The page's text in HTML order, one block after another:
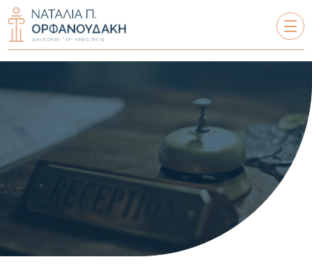
ΝΑΤΑΛΊΑ Π. ΟΡΦΑΝΟΥΔΆΚΗ
ΣΧΕΤΙΚΆ ΜΕ ΕΜΆΣ
ΥΠΗΡΕΣΊΕΣ
ΟΙ ΠΕΛΆΤΕΣ ΜΑΣ